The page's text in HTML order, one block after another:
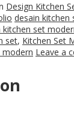
Design Kitchen
desain kitchen
kitchen set
set, Kitchen Set
Leave a